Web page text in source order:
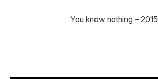
You know nothing – 2015